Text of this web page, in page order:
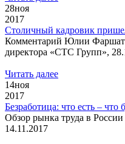
28ноя
2017
Столичный кадровик
Комментарий Юлии
директора «СТС Групп»,
Читать далее
14ноя
2017
Безработица: что есть – что
Обзор рынка труда в
14.11.2017